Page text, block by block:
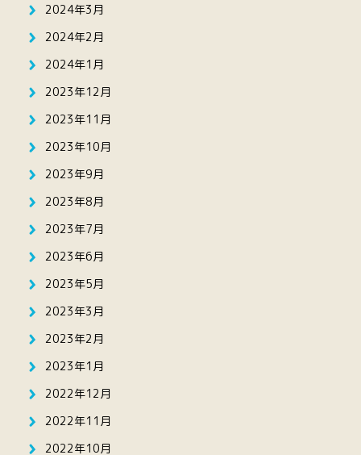
2024年3月
2024年2月
2024年1月
2023年12月
2023年11月
2023年10月
2023年9月
2023年8月
2023年7月
2023年6月
2023年5月
2023年3月
2023年2月
2023年1月
2022年12月
2022年11月
2022年10月